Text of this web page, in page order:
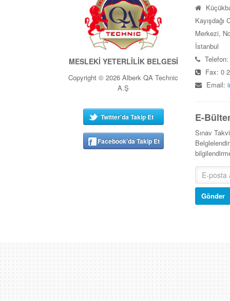
MESLEKİ YETERLİLİK BELGESİ
Copyright © 2026 Alberk QA Technic
A.Ş
Twitter'da Takip Et
Facebook'da Takip Et
Kayışdağı
Merkezi,
İstanbul
Fax: 0
Email:
E-
Sınav
Gönder